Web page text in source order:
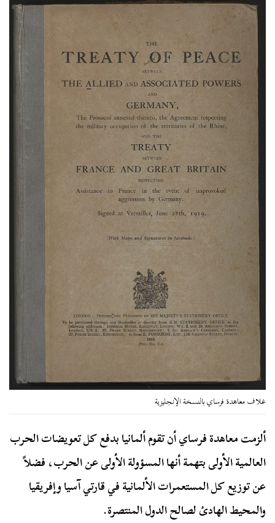
غلاف معاهدة فرساي بالنسخة الإنجليزية
ألزمت معاهدة فرساي أن تقوم ألمانيا بدفع كل تعويضات الحرب
العالمية الأولى بتهمة أنها المسؤولة الأولى عن الحرب، فضلاً
عن توزيع كل المستعمرات الألمانية في قارتي آسيا وإفريقيا
والمحيط الهادئ لصالح الدول المنتصرة.